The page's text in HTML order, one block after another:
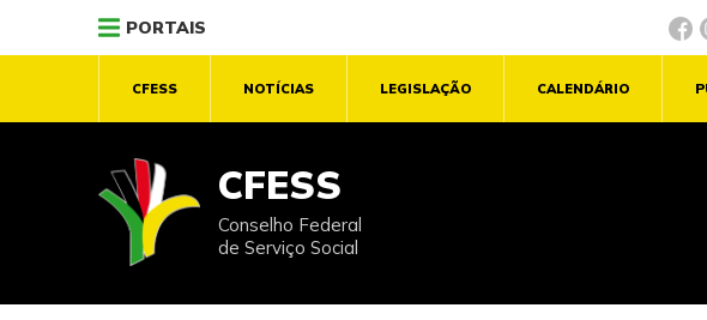
PORTAIS
CFESS NOTÍCIAS LEGISLAÇÃO CALENDÁRIO
CFESS
Conselho Federal
de Serviço Social